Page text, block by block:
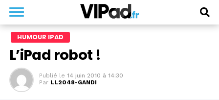
HUMOUR IPAD
L’iPad robot !
Publié le 14 juin 2010 à 14:30
Par LL2048-GANDI